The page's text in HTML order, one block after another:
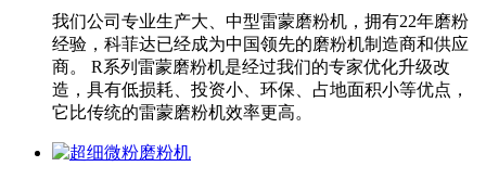
我们公司专业生产大、中型雷蒙磨粉机，拥有22年磨粉
经验，科菲达已经成为中国领先的磨粉机制造商和供应
商。 R系列雷蒙磨粉机是经过我们的专家优化升级改
造，具有低损耗、投资小、环保、占地面积小等优点，
它比传统的雷蒙磨粉机效率更高。